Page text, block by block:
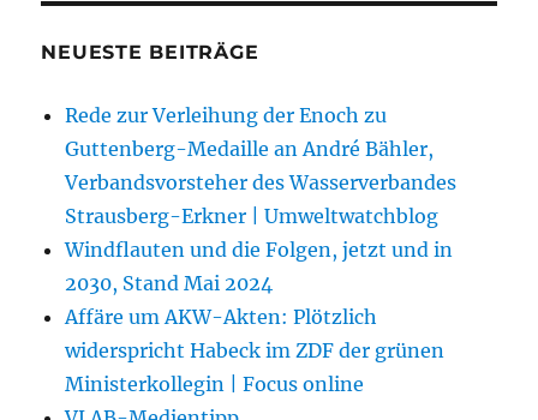
NEUESTE BEITRÄGE
Rede zur Verleihung der Enoch zu
Guttenberg-Medaille an André Bähler,
Verbandsvorsteher des Wasserverbandes
Strausberg-Erkner | Umweltwatchblog
Windflauten und die Folgen, jetzt und in
2030, Stand Mai 2024
Affäre um AKW-Akten: Plötzlich
widerspricht Habeck im ZDF der grünen
Ministerkollegin | Focus online